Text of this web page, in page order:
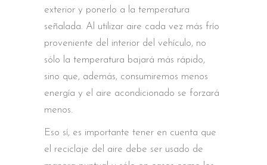
exterior y ponerlo a la temperatura
señalada. Al utilizar aire cada vez más frío
proveniente del interior del vehículo, no
sólo la temperatura bajará más rápido,
sino que, además, consumiremos menos
energía y el aire acondicionado se forzará
menos.
Eso sí, es importante tener en cuenta que
el reciclaje del aire debe ser usado de